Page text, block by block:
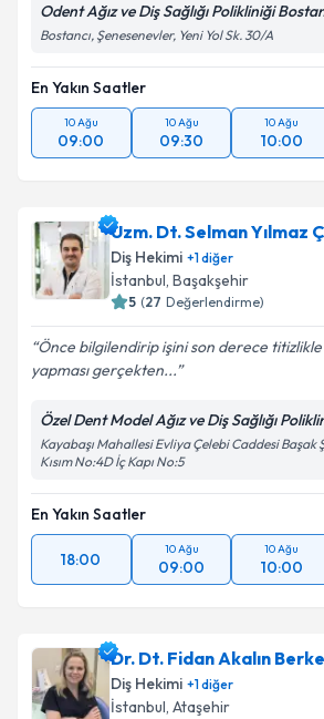
Odent Ağız ve Diş Sağlığı Polikliniği
Bostancı, Şenesenevler, Yeni Yol Sk. 30/A
En Yakın Saatler
10 Ağu
09:00
10 Ağu
09:30
10 Ağu
10:00
Uzm. Dt. Selman Yılmaz
Diş Hekimi +1diğer
İstanbul, Başakşehir
5 (27 Değerlendirme)
Önce bilgilendirip işini son derece
yapması gerçekten...
Özel Dent Model Ağız ve Diş Sağlığı
Kayabaşı Mahallesi Evliya Çelebi Caddesi Başak
Kısım No:4D İç Kapı No:5
En Yakın Saatler
18:00
10 Ağu
09:00
10 Ağu
10:00
Dr. Dt. Fidan Akalın
Diş Hekimi +1diğer
İstanbul, Ataşehir